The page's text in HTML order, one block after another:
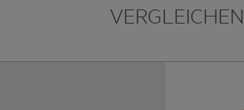
VERGLEICHEN